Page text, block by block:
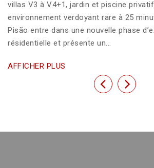
villas V3 à V4+1, jardin et piscine
environnement verdoyant rare à 25
Pisão entre dans une nouvelle phase
résidentielle et présente un...
AFFICHER PLUS